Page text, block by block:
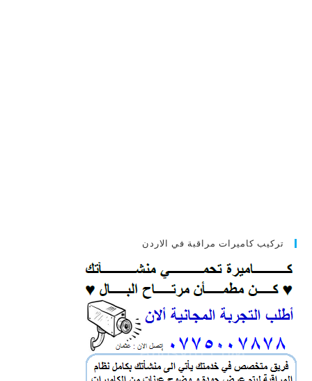
تركيب كاميرات مراقبة في الاردن